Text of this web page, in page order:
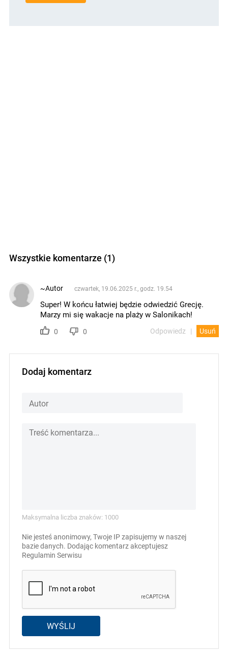
Wszystkie komentarze (1)
~Autor czwartek, 19.06.2025 r., godz. 19.54
Super! W końcu łatwiej będzie odwiedzić Grecję.
Marzy mi się wakacje na plaży w Salonikach!
0 0 Odpowiedz Usuń
Dodaj komentarz
Maksymalna liczba znaków: 1000
Nie jesteś anonimowy, Twoje IP zapisujemy w naszej
bazie danych. Dodając komentarz akceptujesz
Regulamin Serwisu
WYŚLIJ